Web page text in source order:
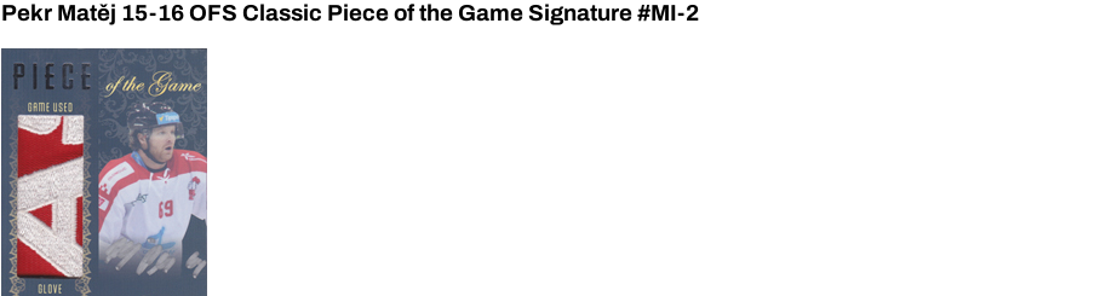
Pekr Matěj 15-16 OFS Classic Piece of the Game Signature #MI-2